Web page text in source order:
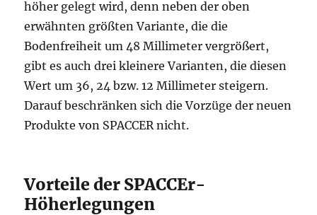
höher gelegt wird, denn neben der oben
erwähnten größten Variante, die die
Bodenfreiheit um 48 Millimeter vergrößert,
gibt es auch drei kleinere Varianten, die diesen
Wert um 36, 24 bzw. 12 Millimeter steigern.
Darauf beschränken sich die Vorzüge der neuen
Produkte von SPACCER nicht.
Vorteile der SPACCEr-
Höherlegungen